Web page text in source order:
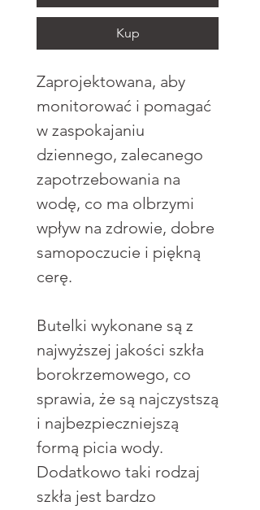
Kup
Zaprojektowana, aby
monitorować i pomagać
w zaspokajaniu
dziennego, zalecanego
zapotrzebowania na
wodę, co ma olbrzymi
wpływ na zdrowie, dobre
samopoczucie i piękną
cerę.
Butelki wykonane są z
najwyższej jakości szkła
borokrzemowego, co
sprawia, że są najczystszą
i najbezpieczniejszą
formą picia wody.
Dodatkowo taki rodzaj
szkła jest bardzo